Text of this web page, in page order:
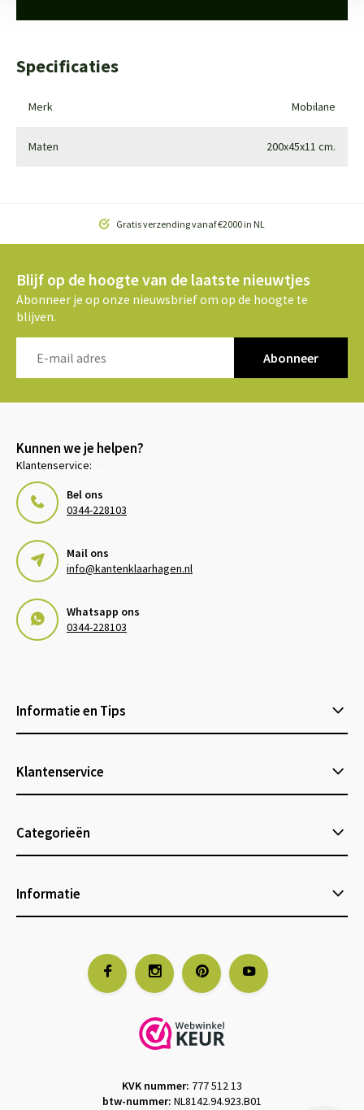
Specificaties
Merk Mobilane
Maten 200x45x11 cm.
Gratis verzending vanaf €2000 in NL
Blijf op de hoogte van de laatste nieuwtjes
Abonneer je op onze nieuwsbrief om op de hoogte te
blijven.
Abonneer
Kunnen we je helpen?
Klantenservice:
Bel ons
0344-228103
Mail ons
info@kantenklaarhagen.nl
Whatsapp ons
0344-228103
Informatie en Tips
Klantenservice
Categorieën
Informatie
KVK nummer: 777 512 13
btw-nummer: NL8142.94.923.B01